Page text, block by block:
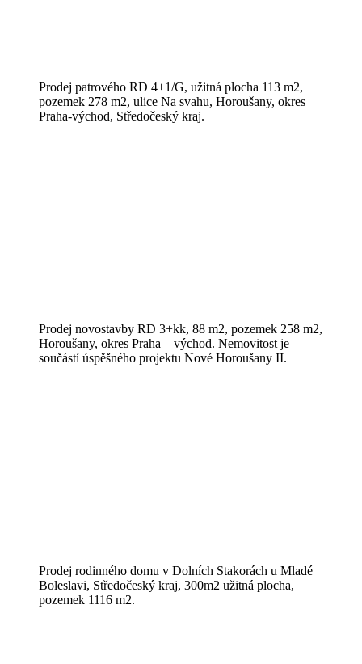
Prodej patrového RD 4+1/G, užitná plocha 113 m2,
pozemek 278 m2, ulice Na svahu, Horoušany, okres
Praha-východ, Středočeský kraj.
Prodej novostavby RD 3+kk, 88 m2, pozemek 258 m2,
Horoušany, okres Praha – východ. Nemovitost je
součástí úspěšného projektu Nové Horoušany II.
Prodej rodinného domu v Dolních Stakorách u Mladé
Boleslavi, Středočeský kraj, 300m2 užitná plocha,
pozemek 1116 m2.